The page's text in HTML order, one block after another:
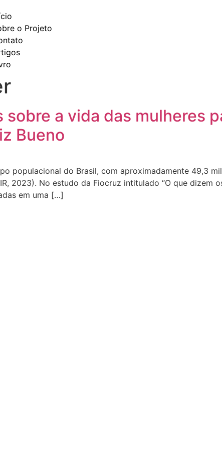
o Projeto
a vida das mulheres
Bueno
populacional do Brasil, com aproximadamente 49,3
2023). No estudo da Fiocruz intitulado “O que dizem
em uma […]